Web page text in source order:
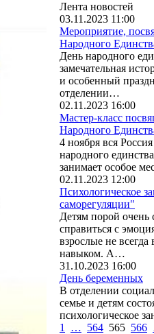
Лента новостей
03.11.2023 11:00
Мероприятие,
Народного
День народного
замечательная
и особенный
отделении…
02.11.2023 16:00
Мастер-класс
Народного
4 ноября вся
народного
занимает особое
02.11.2023 12:00
Психологическое
саморегуляции"
Детям порой очень
справиться с
взрослые не
навыком. А…
31.10.2023 16:00
День беременных
В отделении
семье и детям
психологическое
1
… 564 565 566